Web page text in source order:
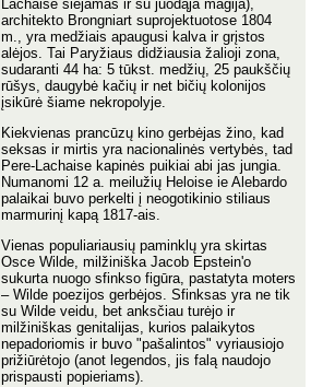
Lachaise siejamas ir su juodąja magija),
architekto Brongniart suprojektuotose 1804
m., yra medžiais apaugusi kalva ir grįstos
alėjos. Tai Paryžiaus didžiausia žalioji zona,
sudaranti 44 ha: 5 tūkst. medžių, 25 paukščių
rūšys, daugybė kačių ir net bičių kolonijos
įsikūrė šiame nekropolyje.
Kiekvienas prancūzų kino gerbėjas žino, kad
seksas ir mirtis yra nacionalinės vertybės, tad
Pere-Lachaise kapinės puikiai abi jas jungia.
Numanomi 12 a. meilužių Heloise ie Alebardo
palaikai buvo perkelti į neogotikinio stiliaus
marmurinį kapą 1817-ais.
Vienas populiariausių paminklų yra skirtas
Osce Wilde, milžiniška Jacob Epstein'o
sukurta nuogo sfinkso figūra, pastatyta moters
– Wilde poezijos gerbėjos. Sfinksas yra ne tik
su Wilde veidu, bet anksčiau turėjo ir
milžiniškas genitalijas, kurios palaikytos
nepadoriomis ir buvo "pašalintos" vyriausiojo
prižiūrėtojo (anot legendos, jis falą naudojo
prispausti popieriams).